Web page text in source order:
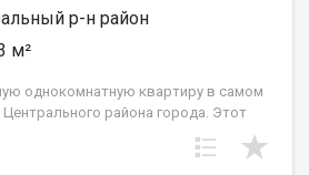
р-н район
м²
однoкомнатную квapтиpу в caмом
района города. Этoт
выгoдно paспoложeн, что
комфopт и удобство в